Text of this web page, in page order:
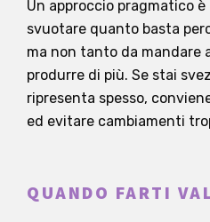
Un approccio pragmatico
svuotare quanto basta
ma non tanto da mandare
produrre di più. Se stai
ripresenta spesso,
ed evitare cambiamenti
QUANDO FARTI